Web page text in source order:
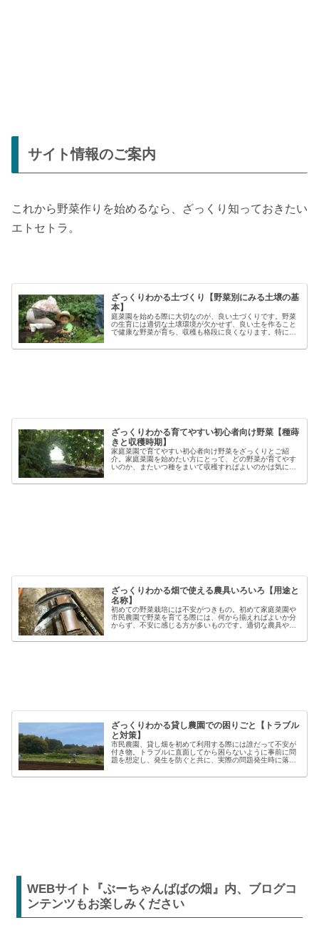
サイト情報のご案内
これから野菜作りを始めるなら、ざっくり知っておきたい
エトセトラ。
ざっくりわかる土づくり【野菜別にみる土壌の基
本】
庭菜園を始める際に大切なのが、良い土づくりです。野菜
の生育には適切な土壌環境が欠かせず、良い土を作ること
で健康な野菜が育ち、収穫も格段に良くなります。特に初
家庭菜園で失敗しないコツと言える...
ざっくりわかる育てやすい初心者向け野菜【種蒔
きと収穫時期】
家庭菜園で育てやすい初心者向け野菜をざっくりとご紹
介。家庭菜園を始めたい方にとって、どの野菜が育てやす
いのか、またいつ種をまいて収穫すればよいのかは気にな
類でも「早生」「中生」「晩生」など...
ざっくりわかる畑で使える農具いろいろ【用途と
名称】
初めての野菜栽培には不安がつきもの。初めて家庭菜園や
市民農園で野菜を育てる際には、何から揃えればよいか分
からず、不安に感じる方が多いものです。適切な農具や資
しますが、種類も多く、初心者には...
ざっくりわかる貸し農園での困りごと【トラブル
と対策】
市民農園、貸し畑を初めて利用する際には誰だって不安が
付き物。トラブルに直面してから困らないように事前に問
題を想定し、発生を防ぐと共に、実際の問題発生時に落ち
【困った】と【トラブル】困りごとト...
WEBサイト『ぶーちゃんばばの畑』内、ブログコ
ンテンツもお楽しみください